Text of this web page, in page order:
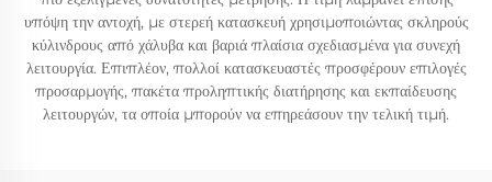
υπόψη την αντοχή, με στερεή κατασκευή χρησιμοποιώντας σκληρούς
κύλινδρους από χάλυβα και βαριά πλαίσια σχεδιασμένα για συνεχή
λειτουργία. Επιπλέον, πολλοί κατασκευαστές προσφέρουν επιλογές
προσαρμογής, πακέτα προληπτικής διατήρησης και εκπαίδευσης
λειτουργών, τα οποία μπορούν να επηρεάσουν την τελική τιμή.